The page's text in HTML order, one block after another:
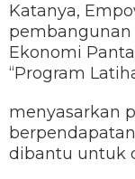
Katanya,
Ekonomi
“Program
menyasarkan
dibantu untuk